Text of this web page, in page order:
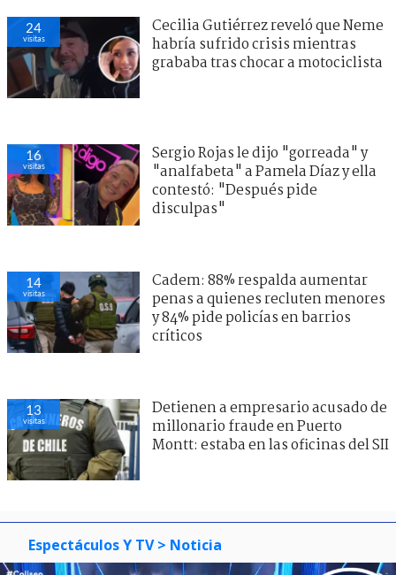
24
visitas
Cecilia Gutiérrez reveló que Neme
habría sufrido crisis mientras
grababa tras chocar a motociclista
16
visitas
Sergio Rojas le dijo "gorreada" y
"analfabeta" a Pamela Díaz y ella
contestó: "Después pide
disculpas"
14
visitas
Cadem: 88% respalda aumentar
penas a quienes recluten menores
y 84% pide policías en barrios
críticos
13
visitas
Detienen a empresario acusado de
millonario fraude en Puerto
Montt: estaba en las oficinas del SII
Espectáculos Y TV > Noticia